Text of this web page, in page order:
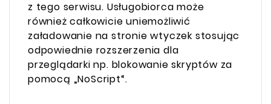
z tego serwisu. Usługobiorca może
również całkowicie uniemożliwić
załadowanie na stronie wtyczek stosując
odpowiednie rozszerzenia dla
przeglądarki np. blokowanie skryptów za
pomocą „NoScript“.